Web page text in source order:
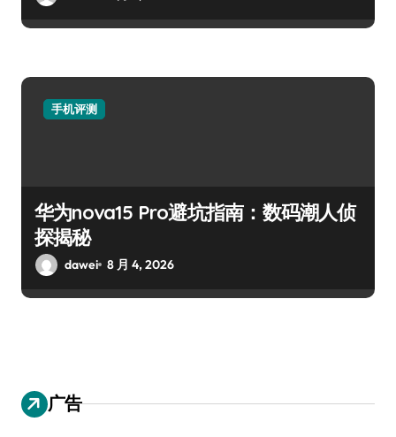
手机评测
华为nova15 Pro避坑指南：数码潮人侦
探揭秘
dawei 8 月 4, 2026
广告